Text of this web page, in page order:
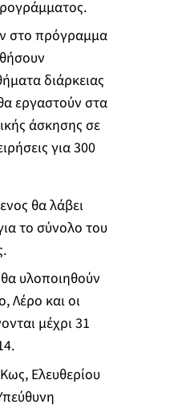
στο πρόγραμμα
διάρκειας
εργαστούν στα
άσκησης σε
για 300
θα λάβει
το σύνολο του
υλοποιηθούν
Λέρο και οι
μέχρι 31
Ελευθερίου